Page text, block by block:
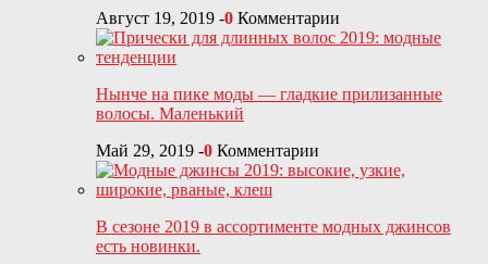
Август 19, 2019 -0 Комментарии
Нынче на пике моды — гладкие прилизанные
волосы. Маленький
Май 29, 2019 -0 Комментарии
В сезоне 2019 в ассортименте модных джинсов
есть новинки.